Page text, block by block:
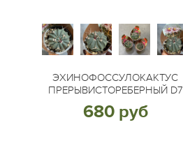
ЭХИНОФОССУЛОКАКТУС
ПРЕРЫВИСТОРЕБЕРНЫЙ D7
680 руб